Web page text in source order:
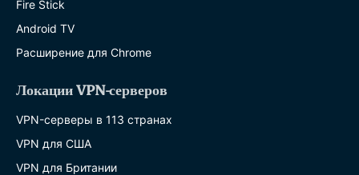
Fire Stick
Android TV
Расширение для Chrome
Локации VPN-серверов
VPN-серверы в 113 странах
VPN для США
VPN для Британии